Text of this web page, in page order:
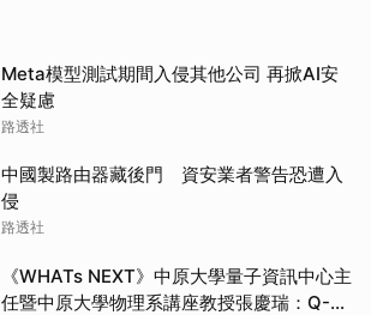
Meta模型測試期間入侵其他公司 再掀AI安
全疑慮
路透社
中國製路由器藏後門 資安業者警告恐遭入
侵
路透社
《WHATs NEXT》中原大學量子資訊中心主
任暨中原大學物理系講座教授張慶瑞：Q-